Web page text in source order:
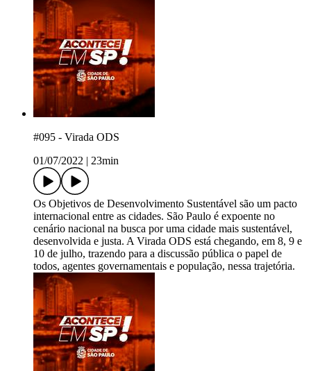
#095 - Virada ODS
01/07/2022
23min
Os Objetivos de Desenvolvimento Sustentável são um pacto
internacional entre as cidades. São Paulo é expoente no
cenário nacional na busca por uma cidade mais sustentável,
desenvolvida e justa. A Virada ODS está chegando, em 8, 9 e
10 de julho, trazendo para a discussão pública o papel de
todos, agentes governamentais e população, nessa trajetória.